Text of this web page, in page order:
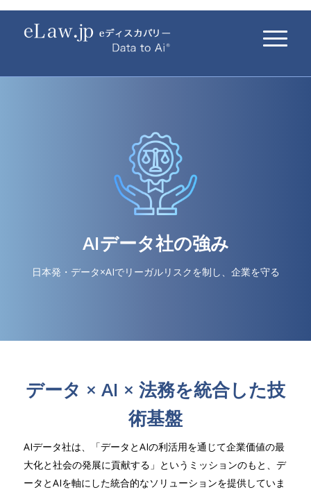
AIデータ社の強み
日本発・データ×AIでリーガルリスクを制し、企業を守る
データ × AI × 法務を統合した技
術基盤
AIデータ社は、「データとAIの利活用を通じて企業価値の最
大化と社会の発展に貢献する」というミッションのもと、デ
ータとAIを軸にした統合的なソリューションを提供していま